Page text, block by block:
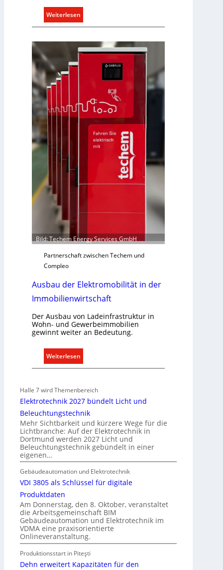
e
h
e
r
e
n
g
Weiterlesen
E
n
C
ü
r
n
r
ü
n
Bild: Techem Energy Services GmbH
Partnerschaft zwischen Techem und
Compleo
Ausbau der Elektromobilität in der
Immobilienwirtschaft
Der Ausbau von Ladeinfrastruktur in
Wohn- und Gewerbeimmobilien
gewinnt weiter an Bedeutung.
Weiterlesen
A
b
u
d
e
r
E
l
e
t
r
o
m
o
b
i
Halle 7 wird Themenbereich
Elektrotechnik 2027 bündelt Licht und
Beleuchtungstechnik
Mehr Sichtbarkeit und kürzere Wege für die
Lichtbranche: Auf der Elektrotechnik in
Dortmund werden 2027 Licht und
Beleuchtungstechnik gebündelt in einer
eigenen…
Gebäudeautomation und Elektrotechnik
VDI 3805 als Schlüssel für digitale
Produktdaten
Am Donnerstag, den 8. Oktober, veranstaltet
die Arbeitsgemeinschaft BIM
Gebäudeautomation und Elektrotechnik im
VDMA eine praxisorientierte
Onlineveranstaltung.
Produktionsstart in Piteşti
Dehn erweitert Kapazitäten für den